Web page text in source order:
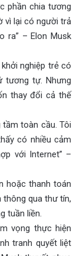
phần chia tương
vì lại có người trả
ra” – Elon Musk
nghiệp trẻ có
tương tự. Nhưng
thay đổi cả thế
toàn cầu. Tôi
có nhiều cảm
với Internet” –
hoặc thanh toán
thông qua thư tín,
tuần liền.
vọng thực hiện
tranh quyết liệt